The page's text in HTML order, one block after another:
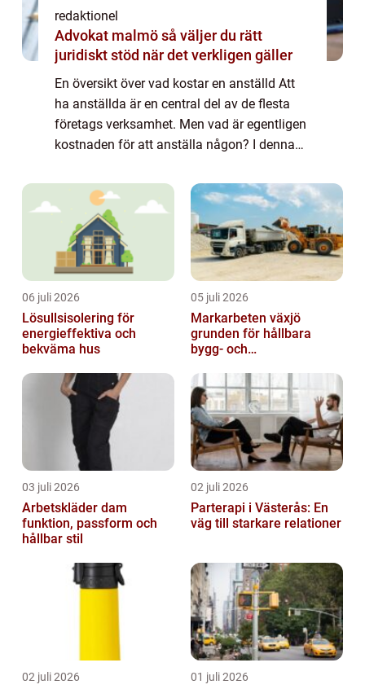
redaktionel
Advokat malmö så väljer du rätt
juridiskt stöd när det verkligen gäller
En översikt över vad kostar en anställd Att
ha anställda är en central del av de flesta
företags verksamhet. Men vad är egentligen
kostnaden för att anställa någon? I denna
grundlig översikt över vad kostar en...
06 juli 2026
Lösullsisolering för
energieffektiva och
bekväma hus
05 juli 2026
Markarbeten växjö
grunden för hållbara
bygg- och
03 juli 2026
Arbetskläder dam
funktion, passform och
hållbar stil
02 juli 2026
Parterapi i Västerås: En
väg till starkare relationer
02 juli 2026 01 juli 2026